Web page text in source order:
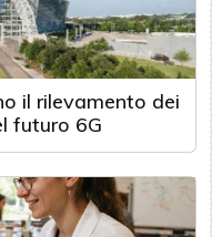
il rilevamento dei
futuro 6G